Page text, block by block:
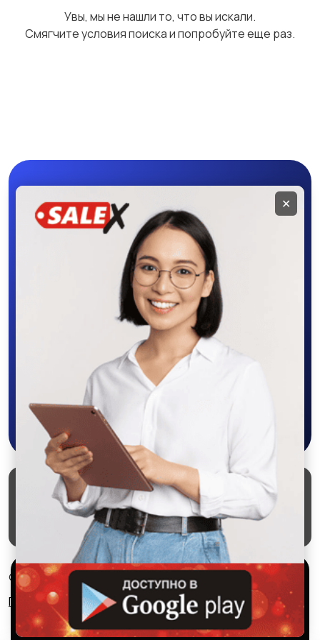
запчасти
Увы, мы не нашли то, что вы искали.
Смягчите условия поиска и попробуйте еще раз.
Мобильное
приложение
Скачайте приложение в Google Play –
крутите колесо фортуны, выигрывайте
бонусы, удобно ищите и размещайте
объявления - все это в нашем мобильном
приложении SALEX!
Скачать в Google Play
Маркеты Блог
О проекте
Служба поддержки
Удаление аккаунта
Партнерка
© 2026 SALEX МАРКЕТ
Правила сервиса
Конфиденциальность
Используем куки и рекомендательные
технологии
Это чтобы сайт работал лучше. Оставаясь с нами, вы
соглашаетесь на использование файлов куки.
✕